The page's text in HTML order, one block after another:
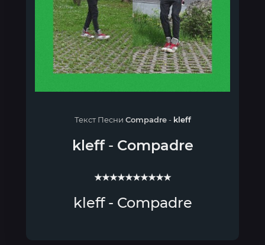
Текст Песни Compadre- kleff
kleff- Compadre
★★★★★★★★★★
kleff - Compadre